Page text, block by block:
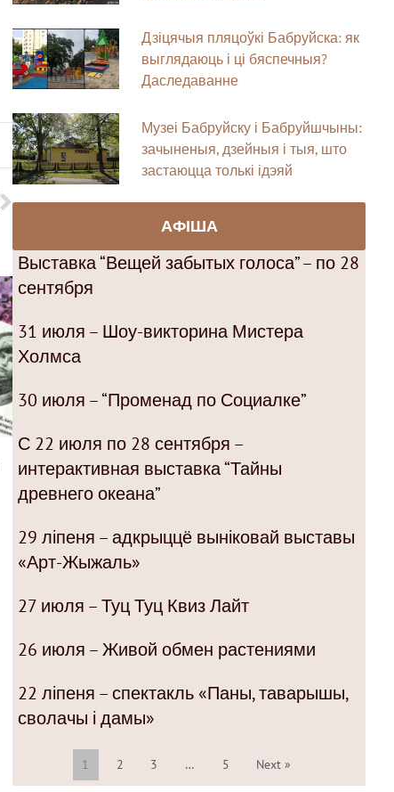
Дзіцячыя пляцоўкі Бабруйска: як
выглядаюць і ці бяспечныя?
Даследаванне
Музеі Бабруйску і Бабруйшчыны:
зачыненыя, дзейныя і тыя, што
застаюцца толькі ідэяй
АФІША
Выставка “Вещей забытых голоса” – по 28
сентября
31 июля – Шоу-викторина Мистера
Холмса
30 июля – “Променад по Социалке”
С 22 июля по 28 сентября –
интерактивная выставка “Тайны
древнего океана”
29 ліпеня – адкрыццё выніковай выставы
«Арт-Жыжаль»
27 июля – Туц Туц Квиз Лайт
26 июля – Живой обмен растениями
22 ліпеня – спектакль «Паны, таварышы,
сволачы і дамы»
1 2 3 … 5 Next »